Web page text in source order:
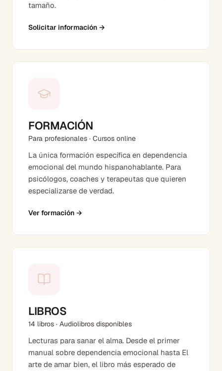
tamaño.
Solicitar información →
FORMACIÓN
Para profesionales · Cursos online
La única formación específica en dependencia
emocional del mundo hispanohablante. Para
psicólogos, coaches y terapeutas que quieren
especializarse de verdad.
Ver formación →
LIBROS
14 libros · Audiolibros disponibles
Lecturas para sanar el alma. Desde el primer
manual sobre dependencia emocional hasta El
arte de amar bien, el libro más esperado de